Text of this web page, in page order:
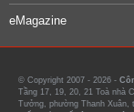
eMagazine
© Copyright 2007 - 2026 -
Tầng 17, 19, 20, 21 Toà nhà
Tưởng, phường Thanh Xuân,